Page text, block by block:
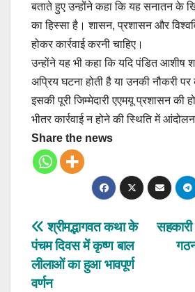
बताते हुए उन्होंने कहा कि यह सनातन के
का हिस्सा है। शासन, प्रशासन और
होकर कार्रवाई करनी चाहिए।
उन्होंने यह भी कहा कि यदि पंडित आशीष
अप्रिय घटना होती है या उनकी नौकरी
इसकी पूरी जिम्मेदारी एएमयू प्रशासन की
भीतर कार्रवाई न होने की स्थिति में
Share the news
Post
navigation
सहकारी
श्रीमद्भागवत कथा के
पंचम दिवस में कृष्ण बाल
लीलाओं का हुआ भावपूर्ण
वर्णन